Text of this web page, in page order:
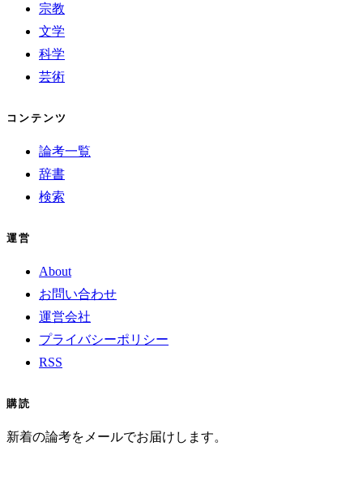
宗教
文学
科学
芸術
コンテンツ
論考一覧
辞書
検索
運営
About
お問い合わせ
運営会社
プライバシーポリシー
RSS
購読
新着の論考をメールでお届けします。